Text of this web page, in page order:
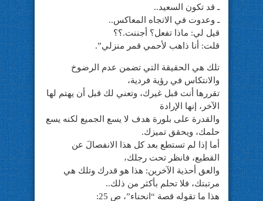
ـ قد تكون السعيد..
ـ وعدوت في الاتجاه المعاكس..
قيل لي: ماذا تفعل؟ أجننت.؟؟
قلت: أنا ذاهب لأحمي قمر منزلي”.
تلك هي الحقيقة التي تضمن عدم الرضوخ
والانتكاس في رؤية فردية،
تقررها أنت قبل غيرك، وتعني لك قبل أن يهتم لها
الآخر، إنها الإرادة
والقدرة على بلورة هدف لا يسع الجميع لكنه يسع
حلمك، ويحقق تميزك.
أما إذا لم تستطع بعد كل هذا الانفصالَ عن
القطيع، فانظر تحت رجلك،
والعق أحذية الآخرين: هذا هو قدرك وتلك هي
مرتبتك، فلا تحلم بأكثر من ذلك..
هذا ما تقوله قصة “انحناء”، ص 25: